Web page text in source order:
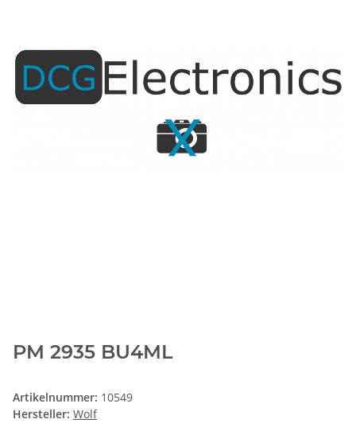
PM 2935 BU4ML
Artikelnummer: 10549
Hersteller: Wolf